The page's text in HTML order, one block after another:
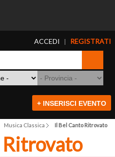
ACCEDI | REGISTRATI
+ INSERISCI EVENTO
Musica Classica Il Bel Canto Ritrovato
Ritrovato